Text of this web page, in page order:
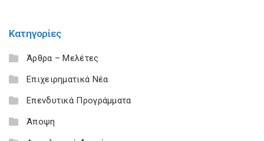
Κατηγορίες
Άρθρα – Μελέτες
Επιχειρηματικά Νέα
Επενδυτικά Προγράμματα
Άποψη